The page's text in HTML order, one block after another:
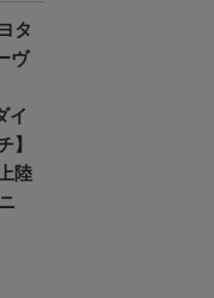
タ
ヴ
イ
】
陸